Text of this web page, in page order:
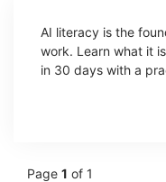
AI literacy is the
work. Learn what it
in 30 days with a
Page 1 of 1